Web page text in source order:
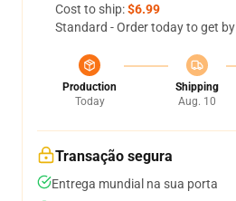
Cost to ship:$6.99
Standard - Order today to get by
Production
Today
Shipping
Aug. 10
Transação segura
Entrega mundial na sua porta